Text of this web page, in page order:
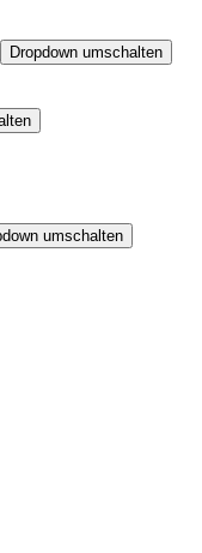
Dropdown umschalten
umschalten